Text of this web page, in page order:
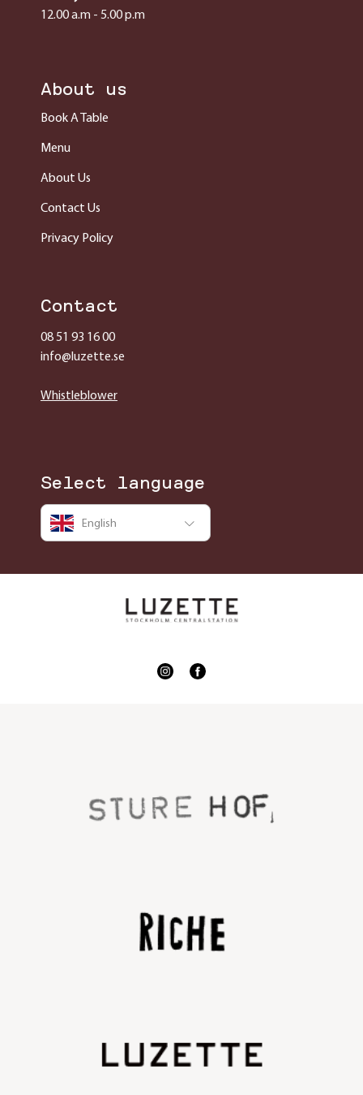
12.00 a.m - 5.00 p.m
About us
Book A Table
Menu
About Us
Contact Us
Privacy Policy
Contact
08 51 93 16 00
info@luzette.se
Whistleblower
Select language
English